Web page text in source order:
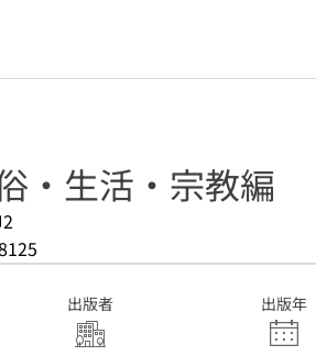
・生活・宗教編
出版者 出版年